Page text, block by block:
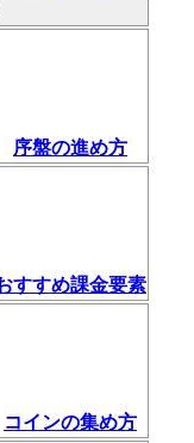
序盤の進め方
すすめ課金要素
コインの集め方